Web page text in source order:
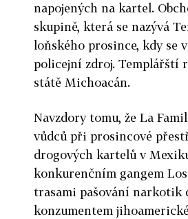
napojených na kartel.
skupině, která se nazývá
loňského prosince, kdy se
policejní zdroj. Templářští
státě Michoacán.
Navzdory tomu, že La
vůdců při prosincové
drogových kartelů v
konkurenčním gangem
trasami pašování narkotik
konzumentem